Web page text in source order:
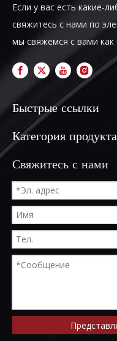
Если у вас есть какие-
свяжитесь с нами по
мы свяжемся с вами
Быстрые ссылки
Категория продукта
Свяжитесь с нами